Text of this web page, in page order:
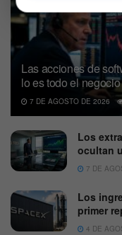
Las acciones de
lo es todo el
7 DE AGOSTO DE 2026
Los
ocultan
7 DE
Los
primer
4 DE